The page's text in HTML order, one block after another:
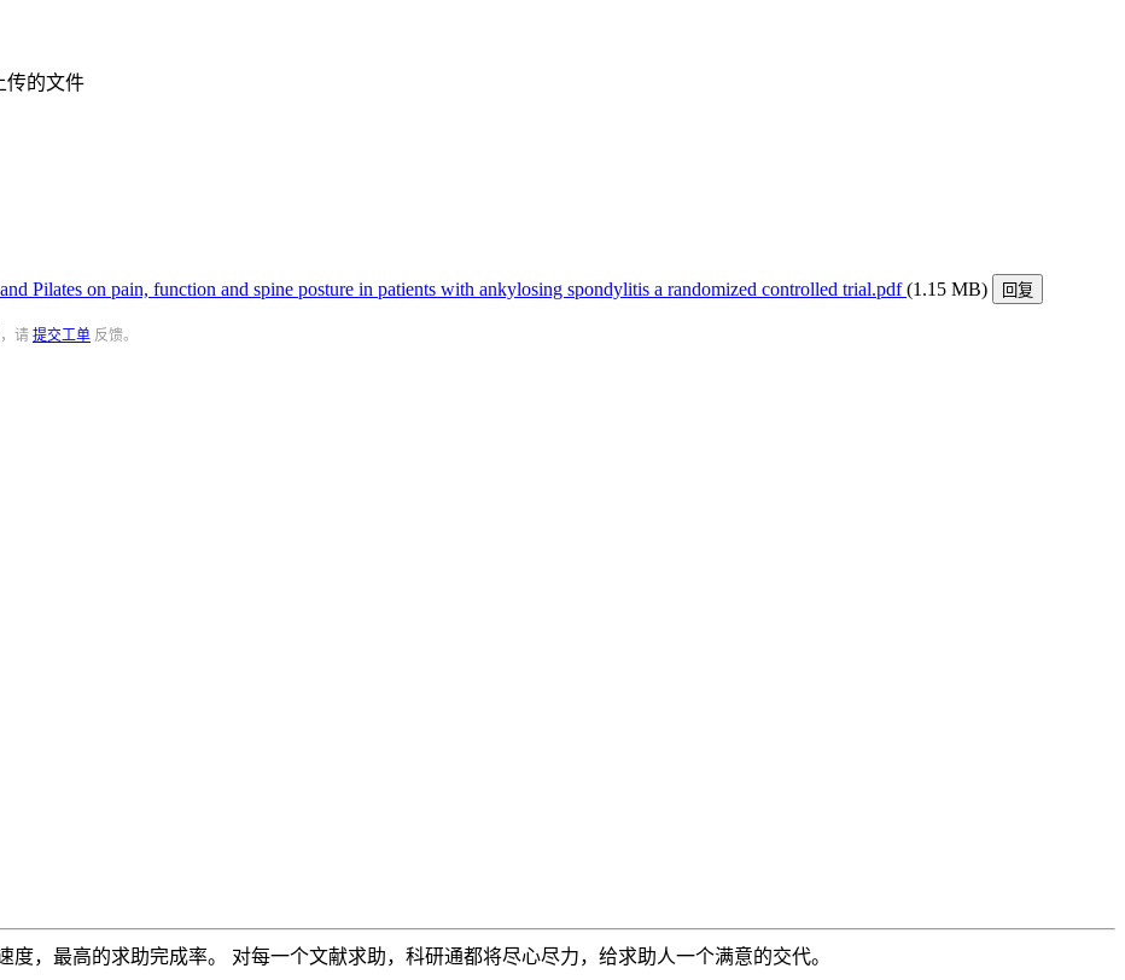
传的文件
Pilates on pain, function and spine posture in patients with ankylosing spondylitis a randomized controlled trial.pdf(1.15 MB) 回复
请 提交工单 反馈。
，最高的求助完成率。 对每一个文献求助，科研通都将尽心尽力，给求助人一个满意的交代。